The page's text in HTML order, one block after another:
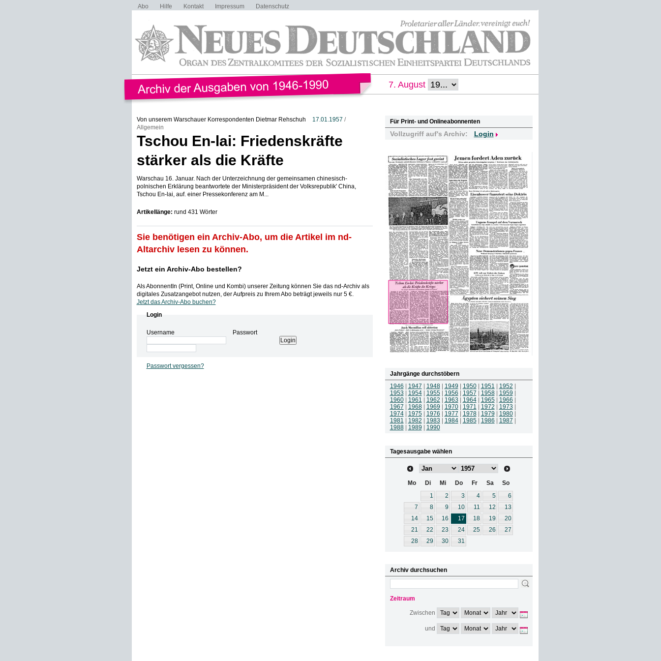
Abo Hilfe Kontakt Impressum Datenschutz
7. August
Von unserem Warschauer Korrespondenten Dietmar Rehschuh 17.01.1957 /
Allgemein
Tschou En-lai: Friedenskräfte
stärker als die Kräfte
Warschau 16. Januar. Nach der Unterzeichnung der gemeinsamen chinesisch-
polnischen Erklärung beantwortete der Ministerpräsident der Volksrepublik' China,
Tschou En-lai, auf. einer Pressekonferenz am M...
Artikellänge: rund 431 Wörter
Sie benötigen ein Archiv-Abo, um die Artikel im nd-
Altarchiv lesen zu können.
Jetzt ein Archiv-Abo bestellen?
Als AbonnentIn (Print, Online und Kombi) unserer Zeitung können Sie das nd-Archiv als
digitales Zusatzangebot nutzen, der Aufpreis zu Ihrem Abo beträgt jeweils nur 5 €.
Jetzt das Archiv-Abo buchen?
Login
Username Passwort
Passwort vergessen?
Für Print- und Onlineabonnenten
Vollzugriff auf's Archiv: Login
Jahrgänge durchstöbern
1946
1947 1948| 1949 1950| 1951 1952
1953
1954| 1955| 1956 1957 1958| 1959
1960| 1961 1962 1963 1964| 1965| 1966
1967
1968| 1969 1970| 1971 1972 1973
1974| 1975| 1976 1977 1978| 1979 1980|
1981
1982 1983 1984| 1985| 1986 1987
1988| 1989 1990
Tagesausgabe wählen
Mo Di Mi Do Fr Sa
So
1
2 3 4 5
6
7
8 9 10 11 12
13
14
15 16 17 18 19
20
21
22 23 24 25 26
27
28
29 30 31
Archiv durchsuchen
Zeitraum
Zwischen
und